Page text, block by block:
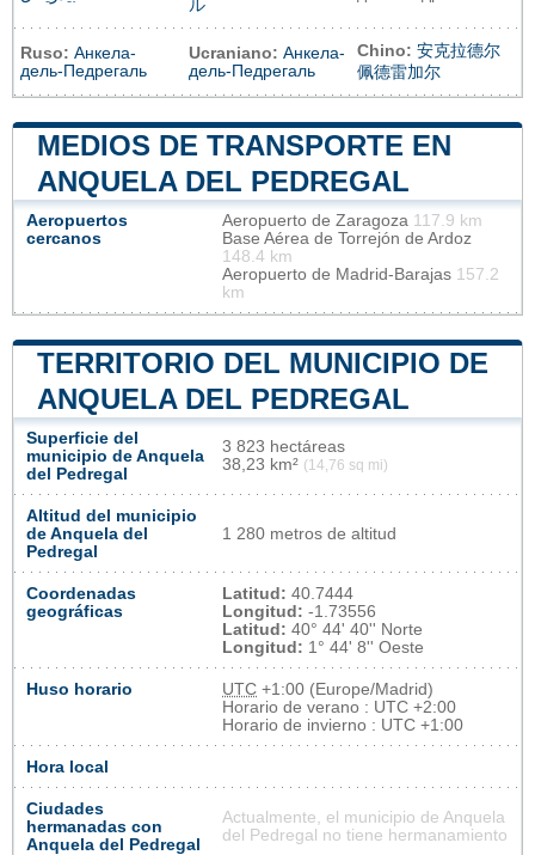
ル
Ruso: Анкела-
дель-Педрегаль
Ucraniano: Анкела-
дель-Педрегаль
Chino: 安克拉德尔
佩德雷加尔
MEDIOS DE TRANSPORTE EN
ANQUELA DEL PEDREGAL
Aeropuertos
cercanos
Aeropuerto de Zaragoza 117.9 km
Base Aérea de Torrejón de Ardoz
148.4 km
Aeropuerto de Madrid-Barajas 157.2
km
TERRITORIO DEL MUNICIPIO DE
ANQUELA DEL PEDREGAL
Superficie del
municipio de Anquela
del Pedregal
3 823 hectáreas
38,23 km² (14,76 sq mi)
Altitud del municipio
de Anquela del
Pedregal
1 280 metros de altitud
Coordenadas
geográficas
Latitud: 40.7444
Longitud: -1.73556
Latitud: 40° 44' 40'' Norte
Longitud: 1° 44' 8'' Oeste
Huso horario UTC +1:00 (Europe/Madrid)
Horario de verano : UTC +2:00
Horario de invierno : UTC +1:00
Hora local
Ciudades
hermanadas con
Anquela del Pedregal
Actualmente, el municipio de Anquela
del Pedregal no tiene hermanamiento